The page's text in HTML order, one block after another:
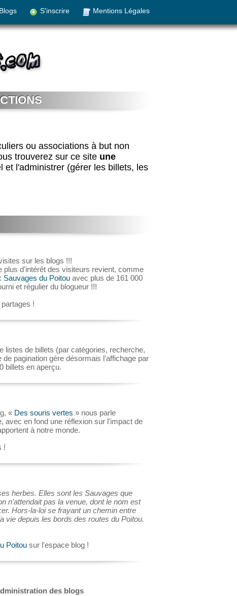
Blogs S'inscrire Mentions Légales
ou associations à but non
trouverez sur ce site une
et l'administrer (gérer les billets, les
sur les blogs !!!
plus d'intérêt des visiteurs revient, comme
Sauvages du Poitou avec plus de 161 000
et régulier du blogueur !!!
!
listes de billets (par catégories, recherche,
pagination gère désormais l'affichage par
billets en aperçu.
« Des souris vertes » nous parle
avec en fond une réflexion sur l'impact de
à notre monde.
!
herbes. Elles sont les Sauvages que
n’attendait pas la venue, dont le nom est
Hors-la-loi se frayant un chemin entre
vie depuis les bords des routes du Poitou.
Poitou sur l'espace blog !
des blogs